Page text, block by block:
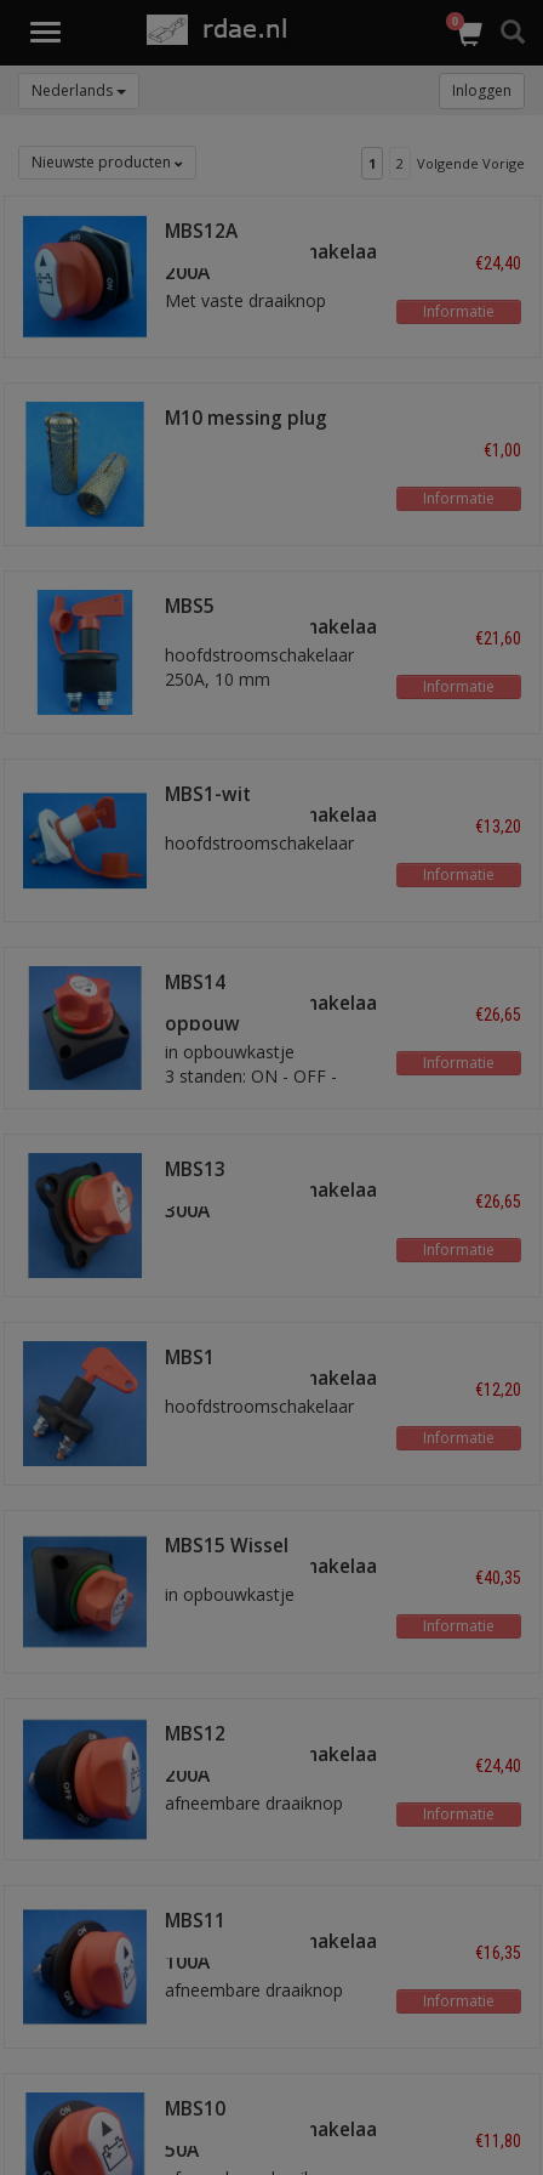
Toggle
0
Nederlands Inloggen
Nieuwste producten 1 2 Volgende Vorige
MBS12A
hoofdstroomschakelaar
200A
Met vaste draaiknop
€24,40
Informatie
M10 messing plug
€1,00
Informatie
MBS5
hoofdstroomschakelaar
hoofdstroomschakelaar
250A, 10 mm
€21,60
Informatie
MBS1-wit
hoofdstroomschakelaar
hoofdstroomschakelaar
€13,20
Informatie
MBS14
hoofdstroomschakelaar
opbouw
in opbouwkastje
3 standen: ON - OFF -
€26,65
Informatie
MBS13
hoofdstroomschakelaar
300A
€26,65
Informatie
MBS1
hoofdstroomschakelaar
hoofdstroomschakelaar
€12,20
Informatie
MBS15 Wissel
hoofdstroomschakelaar
in opbouwkastje
€40,35
Informatie
MBS12
hoofdstroomschakelaar
200A
afneembare draaiknop
€24,40
Informatie
MBS11
hoofdstroomschakelaar
100A
afneembare draaiknop
€16,35
Informatie
MBS10
hoofdstroomschakelaar
50A
€11,80